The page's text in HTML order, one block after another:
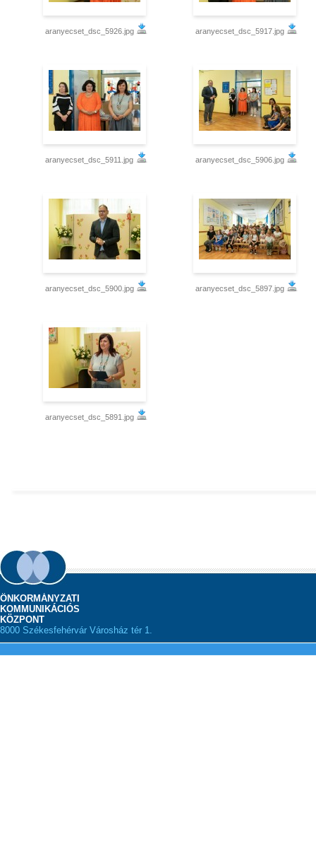
aranyecset_dsc_5926.jpg aranyecset_dsc_5917.jpg
aranyecset_dsc_5911.jpg aranyecset_dsc_5906.jpg
aranyecset_dsc_5900.jpg aranyecset_dsc_5897.jpg
aranyecset_dsc_5891.jpg
ÖNKORMÁNYZATI
KOMMUNIKÁCIÓS
KÖZPONT
8000 Székesfehérvár Városház tér 1.